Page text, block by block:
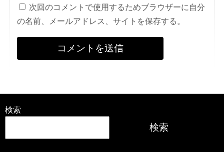
次回のコメントで使用するためブラウザーに自分
の名前、メールアドレス、サイトを保存する。
検索
検索